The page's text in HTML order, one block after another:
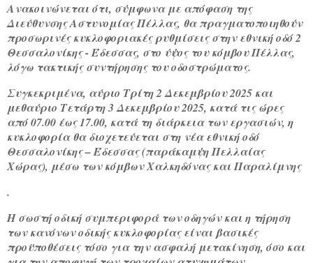
Ανακοινώνεται ότι, σύμφωνα με απόφαση της
Διεύθυνσης Αστυνομίας Πέλλας, θα πραγματοποιηθούν
προσωρινές κυκλοφοριακές ρυθμίσεις στην εθνική οδό 2
Θεσσαλονίκης - Έδεσσας, στο ύψος του κόμβου Πέλλας,
λόγω τακτικής συντήρησης του οδοστρώματος.
Συγκεκριμένα, αύριο Τρίτη 2 Δεκεμβρίου 2025 και
μεθαύριο Τετάρτη 3 Δεκεμβρίου 2025, κατά τις ώρες
από 07.00 έως 17.00, κατά τη διάρκεια των εργασιών, η
κυκλοφορία θα διοχετεύεται στη νέα εθνική οδό
Θεσσαλονίκης – Έδεσσας (παράκαμψη Πελλαίας
Χώρας), μέσω των κόμβων Χαλκηδόνας και Παραλίμνης
.
Η σωστή οδική συμπεριφορά των οδηγών και η τήρηση
των κανόνων οδικής κυκλοφορίας είναι βασικές
προϋποθέσεις τόσο για την ασφαλή μετακίνηση, όσο και